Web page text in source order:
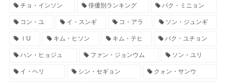
チョ・インソン 俳優別ランキング パク・ミニョン
コン・ユ イ・スンギ コ・アラ ソン・ジュンギ
ⅠU キム・ヒソン キム・テヒ パク・ユチョン
ハン・ヒョジュ ファン・ジョンウム ソン・ユリ
イ・ヘリ シン・セギョン クォン・サンウ